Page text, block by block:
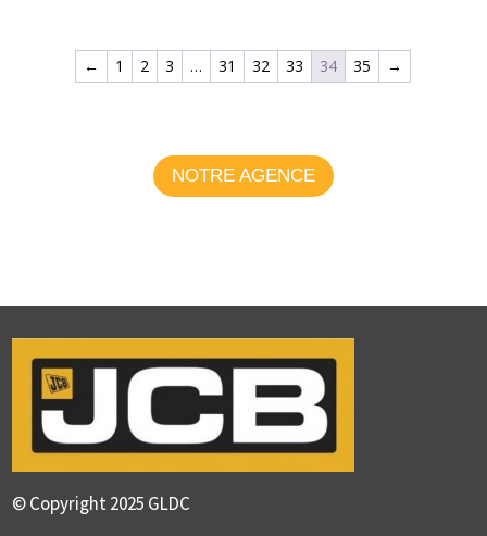
RM
ROLLAND
SKY AGRICULTURE
SODIMAC
TAARUP
TECNOMA
TRIOLIET
VADERSTAD
VALTRA
VICON
← 1 2 3 … 31 32 33 34 35 →
NOTRE AGENCE
© Copyright 2025 GLDC